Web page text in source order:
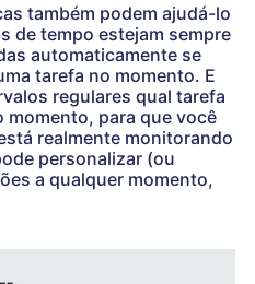
também podem ajudá-lo
de tempo estejam sempre
automaticamente se
tarefa no momento. E
regulares qual tarefa
para que você
realmente monitorando
personalizar (ou
a qualquer momento,